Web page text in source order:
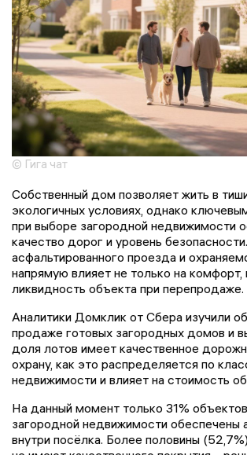
© Гига чат
Собственный дом позволяет жить в
экологичных условиях, однако
при выборе загородной недвижимости
качество дорог и уровень
асфальтированного проезда и
напрямую влияет не только на комфорт,
ликвидность объекта при перепродаже.
Аналитики Домклик от Сбера изучили
продаже готовых загородных домов и
доля лотов имеет качественное
охрану, как это распределяется по
недвижимости и влияет на стоимость
На данный момент только 31%
загородной недвижимости обеспечены
внутри посёлка. Более половины